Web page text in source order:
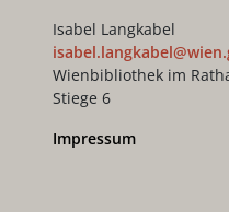
Isabel Langkabel
Wienbibliothek im
Stiege 6
Impressum